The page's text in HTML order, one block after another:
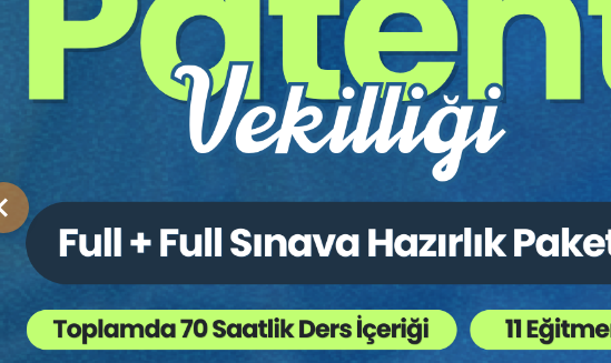
Önceki
Borçlar Hukukunun Güncel
Sorunları - 2024
Av. Hakan TOKBAŞ
Sepete Ekle
Tazminat Hukuku Davaları
Hakkında Hukuk Genel Ku...
Prof. Dr. Cevdet YAVUZ
1000 TL
%40